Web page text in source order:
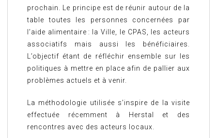
prochain. Le principe est de réunir autour de la
table toutes les personnes concernées par
l’aide alimentaire : la Ville, le CPAS, les acteurs
associatifs mais aussi les bénéficiaires.
L’objectif étant de réfléchir ensemble sur les
politiques à mettre en place afin de pallier aux
problèmes actuels et à venir.
La méthodologie utilisée s’inspire de la visite
effectuée récemment à Herstal et des
rencontres avec des acteurs locaux.